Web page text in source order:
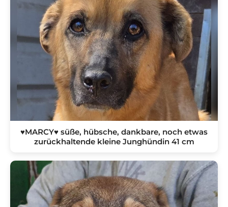
♥MARCY♥ süße, hübsche, dankbare, noch etwas
zurückhaltende kleine Junghündin 41 cm